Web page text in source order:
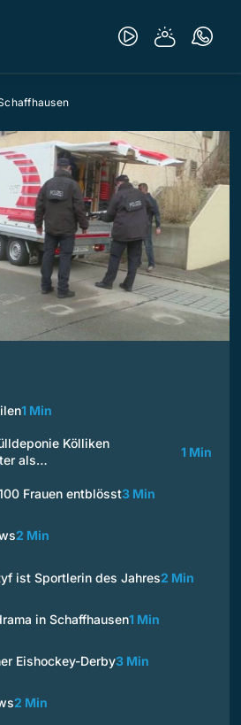
1 Min
Kölliken
als…
1 Min
Frauen entblösst3 Min
2 Min
ist Sportlerin des Jahres2 Min
in Schaffhausen1 Min
Eishockey-Derby3 Min
2 Min